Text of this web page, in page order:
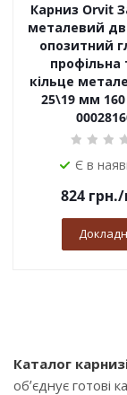
Карниз Orvit
металевий
опозитний
профільна
кільце
25\19 мм
Є в
824грн./
Каталог
об’єднує готові